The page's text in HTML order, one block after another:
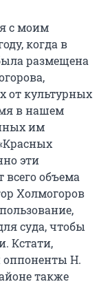
с моим
когда в
размещена
от культурных
в нашем
им
эти
объема
Холмогоров
суда, чтобы
Кстати,
оппоненты Н.
также